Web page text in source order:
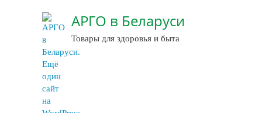
АРГО в Беларуси
Товары для здоровья и быта